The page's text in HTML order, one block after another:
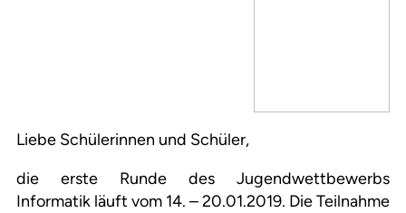
Liebe Schülerinnen und Schüler,
die erste Runde des Jugendwettbewerbs
Informatik läuft vom 14. – 20.01.2019. Die Teilnahme